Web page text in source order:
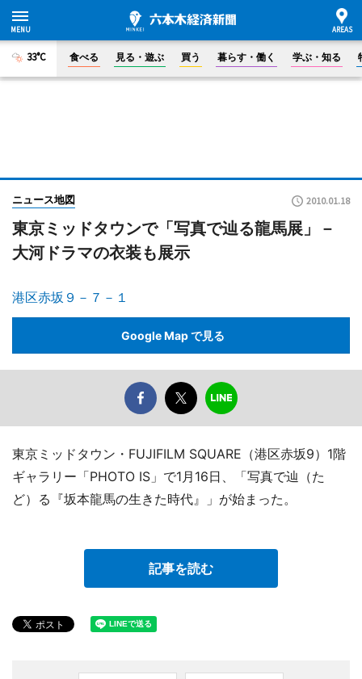
33°C 食べる 見る・遊ぶ 買う 暮らす・働く 学ぶ・知る
ニュース地図 2010.01.18
東京ミッドタウンで「写真で辿る龍馬展」－
大河ドラマの衣装も展示
港区赤坂９－７－１
Google Map で見る
東京ミッドタウン・FUJIFILM SQUARE（港区赤坂9）1階
ギャラリー「PHOTO IS」で1月16日、「写真で辿（た
ど）る『坂本龍馬の生きた時代』」が始まった。
記事を読む